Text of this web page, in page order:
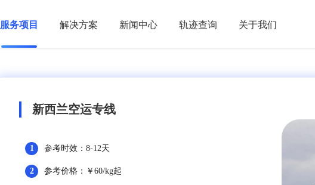
服务项目 解决方案 新闻中心 轨迹查询 关于我们
新西兰空运专线
1 参考时效：8-12天
2 参考价格：￥60/kg起